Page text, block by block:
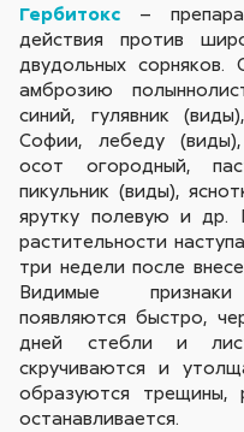
Гербитокс –
действия против
двудольных сорняков.
амброзию
синий, гулявник
Софии, лебеду
осот огородный,
пикульник (виды),
ярутку полевую и др.
растительности
три недели после
Видимые
появляются быстро,
дней стебли и
скручиваются и
образуются трещины,
останавливается.